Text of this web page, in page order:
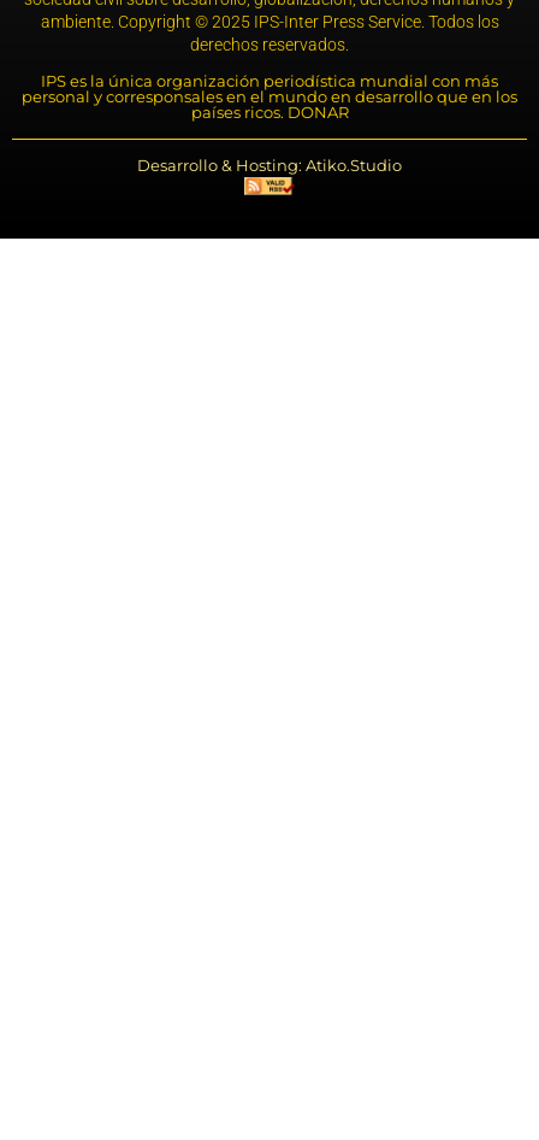
ambiente. Copyright © 2025 IPS-Inter Press Service. Todos los
derechos reservados.
IPS es la única organización periodística mundial con más
personal y corresponsales en el mundo en desarrollo que en los
países ricos. DONAR
Desarrollo & Hosting: Atiko.Studio